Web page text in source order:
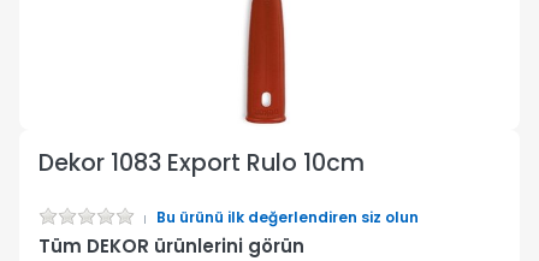
Dekor 1083 Export Rulo 10cm
Bu ürünü ilk değerlendiren siz olun
Tüm DEKOR ürünlerini görün